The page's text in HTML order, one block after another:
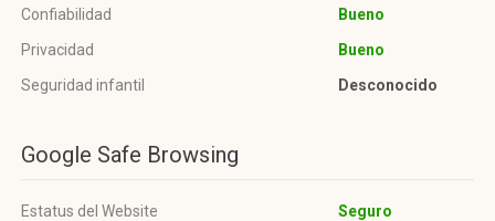
Confiabilidad
Bueno
Privacidad
Bueno
Seguridad infantil
Desconocido
Google Safe Browsing
Estatus del Website Seguro